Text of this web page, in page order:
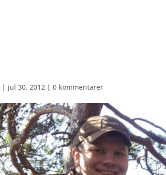
| jul 30, 2012 |0 kommentarer